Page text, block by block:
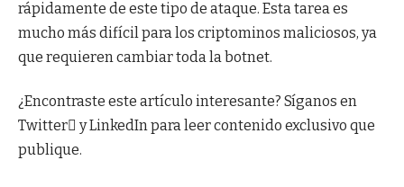
rápidamente de este tipo de ataque. Esta tarea es
mucho más difícil para los criptominos maliciosos, ya
que requieren cambiar toda la botnet.
¿Encontraste este artículo interesante? Síganos en
Twitter y LinkedIn para leer contenido exclusivo que
publique.